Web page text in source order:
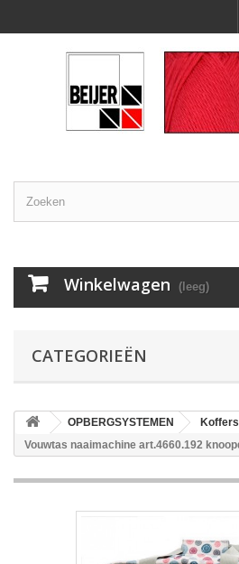
Winkelwagen (leeg)
CATEGORIEËN
OPBERGSYSTEMEN
Vouwtas naaimachine art.4660.192